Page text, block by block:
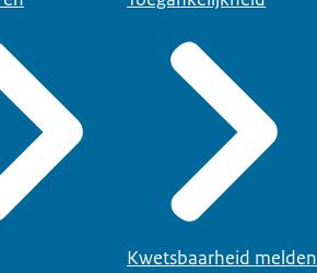
Kwetsbaarheid melden